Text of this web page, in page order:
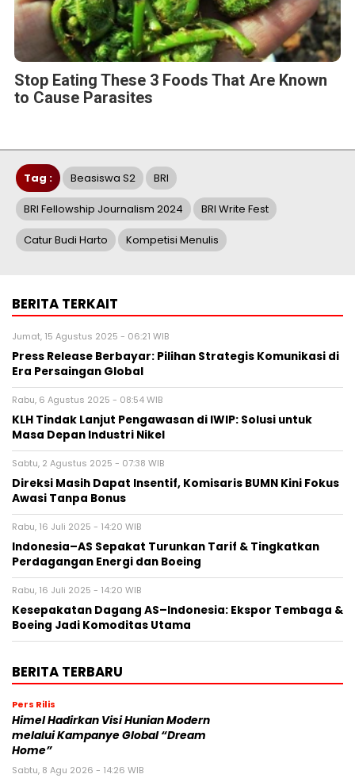
Stop Eating These 3 Foods That Are Known
to Cause Parasites
Tag : Beasiswa S2 BRI
BRI Fellowship Journalism 2024 BRI Write Fest
Catur Budi Harto Kompetisi Menulis
BERITA TERKAIT
Jumat, 15 Agustus 2025 - 06:21 WIB
Press Release Berbayar: Pilihan Strategis Komunikasi di
Era Persaingan Global
Rabu, 6 Agustus 2025 - 08:54 WIB
KLH Tindak Lanjut Pengawasan di IWIP: Solusi untuk
Masa Depan Industri Nikel
Sabtu, 2 Agustus 2025 - 07:38 WIB
Direksi Masih Dapat Insentif, Komisaris BUMN Kini Fokus
Awasi Tanpa Bonus
Rabu, 16 Juli 2025 - 14:20 WIB
Indonesia–AS Sepakat Turunkan Tarif & Tingkatkan
Perdagangan Energi dan Boeing
Rabu, 16 Juli 2025 - 14:20 WIB
Kesepakatan Dagang AS–Indonesia: Ekspor Tembaga &
Boeing Jadi Komoditas Utama
BERITA TERBARU
Pers Rilis
Himel Hadirkan Visi Hunian Modern
melalui Kampanye Global “Dream
Home”
Sabtu, 8 Agu 2026 - 14:26 WIB